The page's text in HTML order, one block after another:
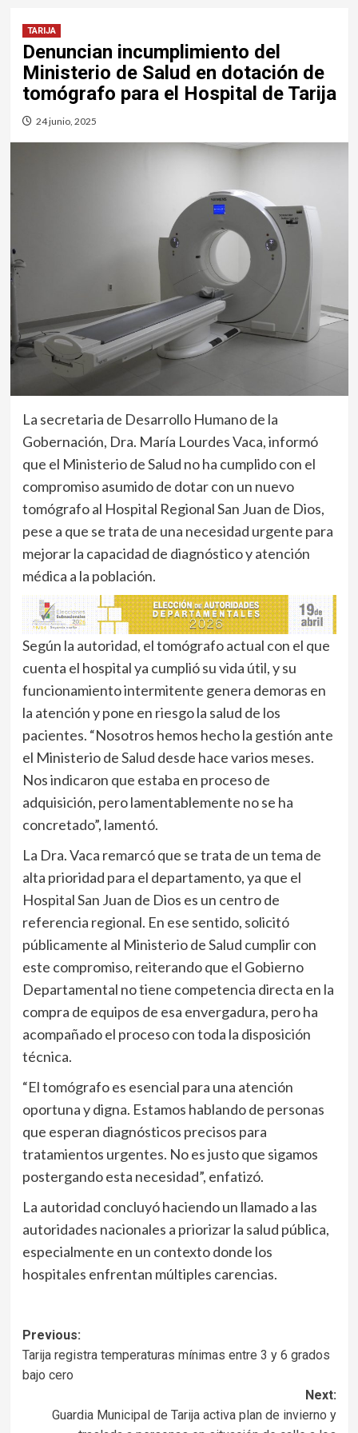
TARIJA
Denuncian incumplimiento del
Ministerio de Salud en dotación de
tomógrafo para el Hospital de Tarija
24 junio, 2025
La secretaria de Desarrollo Humano de la
Gobernación, Dra. María Lourdes Vaca, informó
que el Ministerio de Salud no ha cumplido con el
compromiso asumido de dotar con un nuevo
tomógrafo al Hospital Regional San Juan de Dios,
pese a que se trata de una necesidad urgente para
mejorar la capacidad de diagnóstico y atención
médica a la población.
Según la autoridad, el tomógrafo actual con el que
cuenta el hospital ya cumplió su vida útil, y su
funcionamiento intermitente genera demoras en
la atención y pone en riesgo la salud de los
pacientes. “Nosotros hemos hecho la gestión ante
el Ministerio de Salud desde hace varios meses.
Nos indicaron que estaba en proceso de
adquisición, pero lamentablemente no se ha
concretado”, lamentó.
La Dra. Vaca remarcó que se trata de un tema de
alta prioridad para el departamento, ya que el
Hospital San Juan de Dios es un centro de
referencia regional. En ese sentido, solicitó
públicamente al Ministerio de Salud cumplir con
este compromiso, reiterando que el Gobierno
Departamental no tiene competencia directa en la
compra de equipos de esa envergadura, pero ha
acompañado el proceso con toda la disposición
técnica.
“El tomógrafo es esencial para una atención
oportuna y digna. Estamos hablando de personas
que esperan diagnósticos precisos para
tratamientos urgentes. No es justo que sigamos
postergando esta necesidad”, enfatizó.
La autoridad concluyó haciendo un llamado a las
autoridades nacionales a priorizar la salud pública,
especialmente en un contexto donde los
hospitales enfrentan múltiples carencias.
Navegación
de
entradas
Previous:
Tarija registra temperaturas mínimas entre 3 y 6 grados
bajo cero
Next:
Guardia Municipal de Tarija activa plan de invierno y